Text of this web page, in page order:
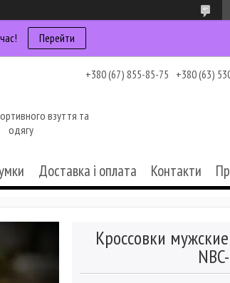
Перейти
+380 (67) 855-85-75 +380 (63)
взуття та
одягу
Доставка і оплата Контакти
Кроссовки